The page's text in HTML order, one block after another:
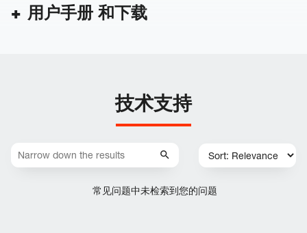
用户手册 和下载
技术支持
常见问题中未检索到您的问题